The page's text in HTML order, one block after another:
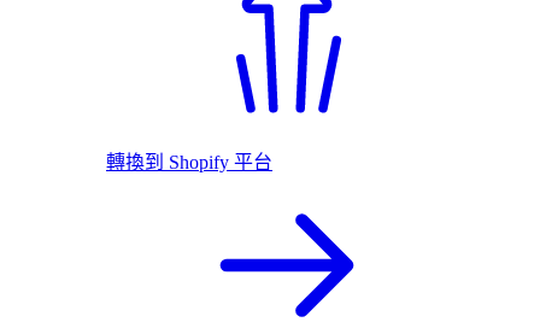
轉換到 Shopify 平台